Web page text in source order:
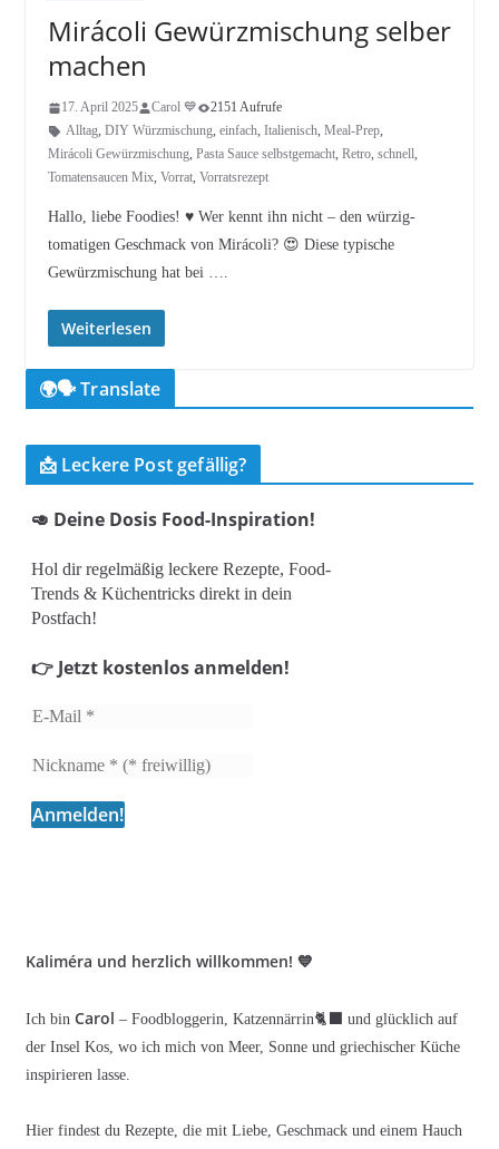
Mirácoli Gewürzmischung selber
machen
17. April 2025 Carol 💙
2151 Aufrufe
Alltag, DIY Würzmischung, einfach, Italienisch, Meal-Prep,
Mirácoli Gewürzmischung, Pasta Sauce selbstgemacht, Retro, schnell,
Tomatensaucen Mix, Vorrat, Vorratsrezept
Hallo, liebe Foodies! ♥︎ Wer kennt ihn nicht – den würzig-
tomatigen Geschmack von Mirácoli? 😍 Diese typische
Gewürzmischung hat bei ….
Weiterlesen
🌍🗣️ Translate
📩 Leckere Post gefällig?
🥑 Deine Dosis Food-Inspiration!
Hol dir regelmäßig leckere Rezepte, Food-
Trends & Küchentricks direkt in dein
Postfach!
👉 Jetzt kostenlos anmelden!
Kaliméra und herzlich willkommen! 💙
Ich bin Carol – Foodbloggerin, Katzennärrin🐈‍⬛ und glücklich auf
der Insel Kos, wo ich mich von Meer, Sonne und griechischer Küche
inspirieren lasse.
Hier findest du Rezepte, die mit Liebe, Geschmack und einem Hauch